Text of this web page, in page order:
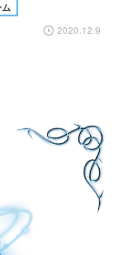
ム
2020.12.9